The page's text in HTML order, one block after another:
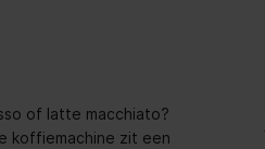
of latte macchiato?
koffiemachine zit een